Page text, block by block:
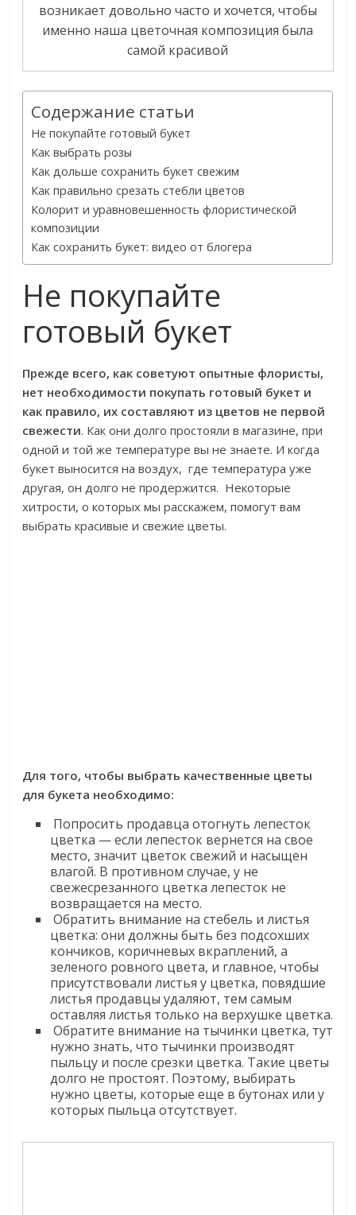
возникает довольно часто и хочется, чтобы
именно наша цветочная композиция была
самой красивой
Содержание статьи
Не покупайте готовый букет
Как выбрать розы
Как дольше сохранить букет свежим
Как правильно срезать стебли цветов
Колорит и уравновешенность флористической
композиции
Как сохранить букет: видео от блогера
Не покупайте
готовый букет
Прежде всего, как советуют опытные флористы,
нет необходимости покупать готовый букет и
как правило, их составляют из цветов не первой
свежести. Как они долго простояли в магазине, при
одной и той же температуре вы не знаете. И когда
букет выносится на воздух, где температура уже
другая, он долго не продержится. Некоторые
хитрости, о которых мы расскажем, помогут вам
выбрать красивые и свежие цветы.
Для того, чтобы выбрать качественные цветы
для букета необходимо:
Попросить продавца отогнуть лепесток
цветка — если лепесток вернется на свое
место, значит цветок свежий и насыщен
влагой. В противном случае, у не
свежесрезанного цветка лепесток не
возвращается на место.
Обратить внимание на стебель и листья
цветка: они должны быть без подсохших
кончиков, коричневых вкраплений, а
зеленого ровного цвета, и главное, чтобы
присутствовали листья у цветка, повядшие
листья продавцы удаляют, тем самым
оставляя листья только на верхушке цветка.
Обратите внимание на тычинки цветка, тут
нужно знать, что тычинки производят
пыльцу и после срезки цветка. Такие цветы
долго не простоят. Поэтому, выбирать
нужно цветы, которые еще в бутонах или у
которых пыльца отсутствует.